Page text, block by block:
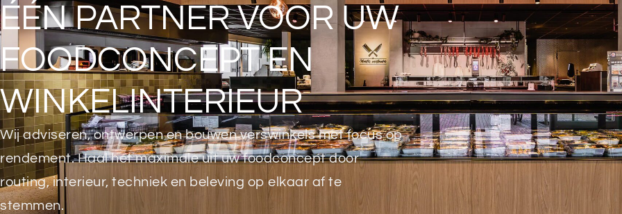
ÉÉN PARTNER VOOR UW
FOODCONCEPT EN
WINKELINTERIEUR
Wij adviseren, ontwerpen en bouwen verswinkels met focus op
rendement. Haal het maximale uit uw foodconcept door
routing, interieur, techniek en beleving op elkaar af te
stemmen.